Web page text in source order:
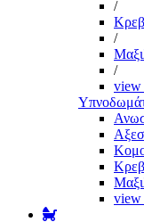
/
/
/
view
view